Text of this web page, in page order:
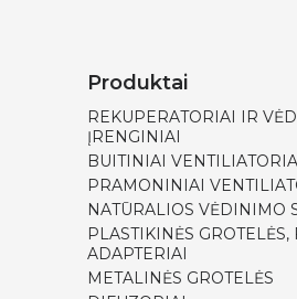
Produktai
REKUPERATORIAI IR
ĮRENGINIAI
BUITINIAI
PRAMONINIAI
NATŪRALIOS VĖDINIMO
PLASTIKINĖS GROTELĖS,
ADAPTERIAI
METALINĖS GROTELĖS